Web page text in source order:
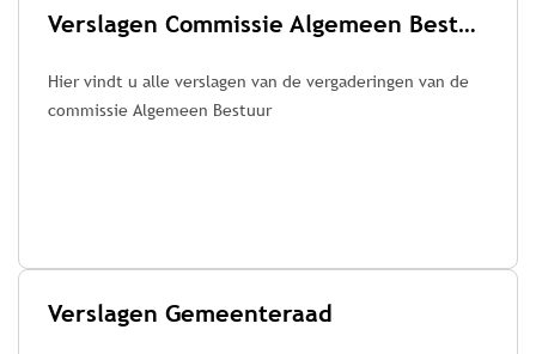
Verslagen Commissie Algemeen Bestuur
Hier vindt u alle verslagen van de vergaderingen van de
commissie Algemeen Bestuur
Verslagen Gemeenteraad